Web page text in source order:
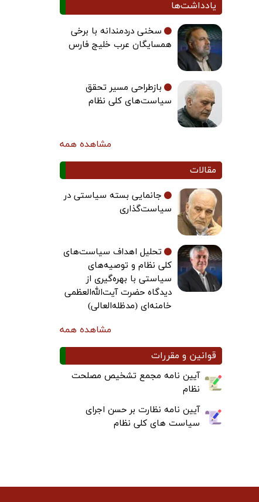
یادداشت‌ها
سخنی دردمندانه با برخی
همسایگان عرب خلیج فارس
بازطراحی مسیر تحقق
سیاست‌های کلی نظام
مشاهده همه
مقالات
جانمایی بسته سیاستی در
سیاست‌گذاری
تحلیل اهداف سیاست‌های
کلی نظام و توصیه‌های
سیاستی با بهره‌گیری از
دیدگاه حضرت آیت‌الله‌العظمی
خامنه‌ای (مدظله‌العالی)
مشاهده همه
قوانین و مقررات
آیین نامه مجمع تشخیص مصلحت
نظام
آیین نامه نظارت بر حسن اجرای
سیاست های کلی نظام